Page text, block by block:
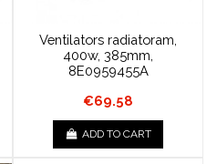
Ventilators radiatoram,
400w, 385mm,
8E0959455A
€69.58
ADD TO CART